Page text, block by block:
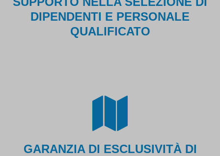
DIPENDENTI E PERSONALE
QUALIFICATO
GARANZIA DI ESCLUSIVITÀ DI